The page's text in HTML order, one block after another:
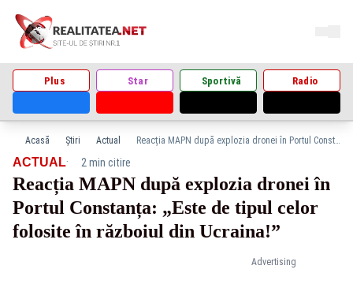
Plus Star Sportivă Radio
Acasă Știri Actual Reacția MAPN după explozia dronei în Portul Constanța: „Este de tipul celor folosite în războiul din Ucraina!”
Advertising
ACTUAL· 2 min citire
Reacția MAPN după explozia dronei în
Portul Constanța: „Este de tipul celor
folosite în războiul din Ucraina!”